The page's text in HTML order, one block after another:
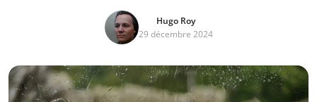
Hugo Roy
29 décembre 2024